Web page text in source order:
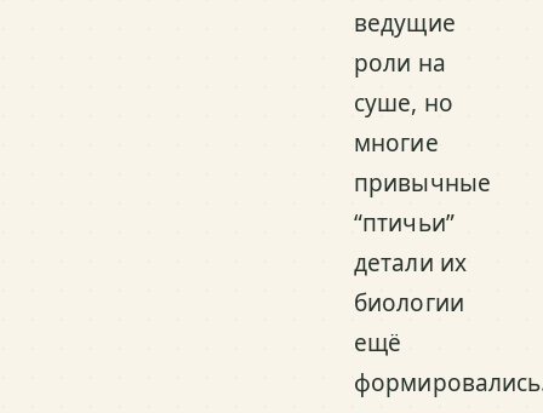
ведущие
роли на
суше, но
многие
привычные
“птичьи”
детали их
биологии
ещё